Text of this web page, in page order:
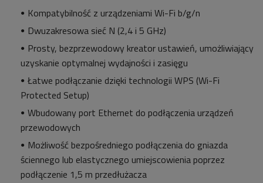
Kompatybilność z urządzeniami Wi-Fi b/g/n
Dwuzakresowa sieć N (2,4 i 5 GHz)
Prosty, bezprzewodowy kreator ustawień, umożliwiający
uzyskanie optymalnej wydajności i zasięgu
Łatwe podłączanie dzięki technologii WPS (Wi-Fi
Protected Setup)
Wbudowany port Ethernet do podłączenia urządzeń
przewodowych
Możliwość bezpośredniego podłączenia do gniazda
ściennego lub elastycznego umiejscowienia poprzez
podłączenie 1,5 m przedłużacza